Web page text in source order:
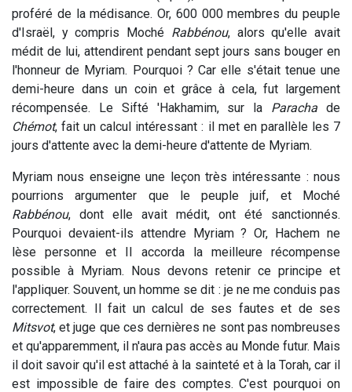
proféré de la médisance. Or, 600 000 membres du peuple
d'Israël, y compris Moché Rabbénou, alors qu'elle avait
médit de lui, attendirent pendant sept jours sans bouger en
l'honneur de Myriam. Pourquoi ? Car elle s'était tenue une
demi-heure dans un coin et grâce à cela, fut largement
récompensée. Le Sifté 'Hakhamim, sur la Paracha de
Chémot, fait un calcul intéressant : il met en parallèle les 7
jours d'attente avec la demi-heure d'attente de Myriam.
Myriam nous enseigne une leçon très intéressante : nous
pourrions argumenter que le peuple juif, et Moché
Rabbénou, dont elle avait médit, ont été sanctionnés.
Pourquoi devaient-ils attendre Myriam ? Or, Hachem ne
lèse personne et Il accorda la meilleure récompense
possible à Myriam. Nous devons retenir ce principe et
l'appliquer. Souvent, un homme se dit : je ne me conduis pas
correctement. Il fait un calcul de ses fautes et de ses
Mitsvot, et juge que ces dernières ne sont pas nombreuses
et qu'apparemment, il n'aura pas accès au Monde futur. Mais
il doit savoir qu'il est attaché à la sainteté et à la Torah, car il
est impossible de faire des comptes. C'est pourquoi on